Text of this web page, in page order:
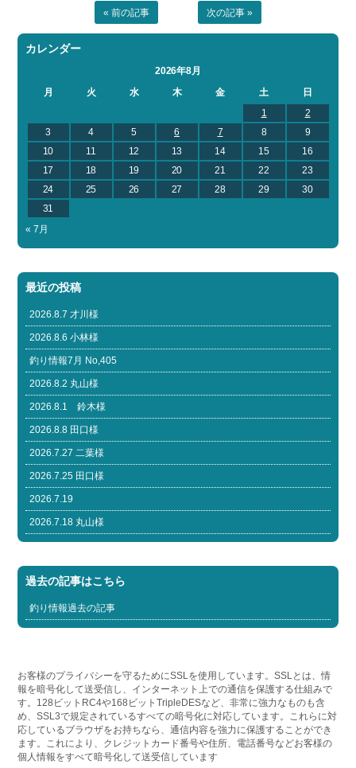
« 前の記事 次の記事 »
カレンダー
2026年8月
月
火 水 木 金 土
日
1
2
3
4 5 6 7 8
9
10
11 12 13 14 15
16
17
18 19 20 21 22
23
24
25 26 27 28 29
30
31
« 7月
最近の投稿
2026.8.7 才川様
2026.8.6 小林様
釣り情報7月 No,405
2026.8.2 丸山様
2026.8.1 鈴木様
2026.8.8 田口様
2026.7.27 二葉様
2026.7.25 田口様
2026.7.19
2026.7.18 丸山様
過去の記事はこちら
釣り情報過去の記事
お客様のプライバシーを守るためにSSLを使用しています。SSLとは、情
報を暗号化して送受信し、インターネット上での通信を保護する仕組みで
す。128ビットRC4や168ビットTripleDESなど、非常に強力なものも含
め、SSL3で規定されているすべての暗号化に対応しています。これらに対
応しているブラウザをお持ちなら、通信内容を強力に保護することができ
ます。これにより、クレジットカード番号や住所、電話番号などお客様の
個人情報をすべて暗号化して送受信しています